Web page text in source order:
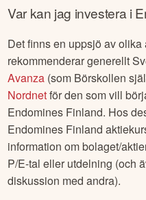
Var kan jag investera i
Det finns en uppsjö av olika
rekommenderar generellt
Avanza (som Börskollen
Nordnetför den som vill
Endomines Finland. Hos
Endomines Finland
information om bolaget/
P/E-tal eller utdelning (och
diskussion med andra).